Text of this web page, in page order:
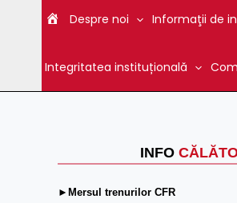
Despre noi Informaţii de
Integritatea instituțională
INFO
►Mersul trenurilor CFR